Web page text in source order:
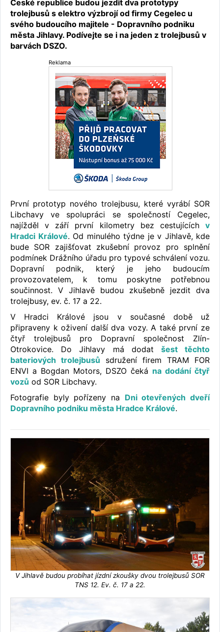
České republice budou jezdit dva prototypy
trolejbusů s elektro výzbrojí od firmy Cegelec u
svého budoucího majitele - Dopravního podniku
města Jihlavy. Podívejte se i na jeden z trolejbusů v
barvách DSZO.
Reklama
První prototyp nového trolejbusu, které vyrábí SOR
Libchavy ve spolupráci se společností Cegelec,
najížděl v září první kilometry bez cestujících v
Hradci Králové. Od minulého týdne je v Jihlavě, kde
bude SOR zajišťovat zkušební provoz pro splnění
podmínek Drážního úřadu pro typové schválení vozu.
Dopravní podnik, který je jeho budoucím
provozovatelem, k tomu poskytne potřebnou
součinnost. V Jihlavě budou zkušebně jezdit dva
trolejbusy, ev. č. 17 a 22.
V Hradci Králové jsou v současné době už
připraveny k oživení další dva vozy. A také první ze
čtyř trolejbusů pro Dopravní společnost Zlín-
Otrokovice. Do Jihlavy má dodat šest těchto
bateriových trolejbusů sdružení firem TRAM FOR
ENVI a Bogdan Motors, DSZO čeká na dodání čtyř
vozů od SOR Libchavy.
Fotografie byly pořízeny na Dni otevřených dveří
Dopravního podniku města Hradce Králové.
V Jihlavě budou probíhat jízdní zkoušky dvou trolejbusů SOR
TNS 12. Ev. č. 17 a 22.